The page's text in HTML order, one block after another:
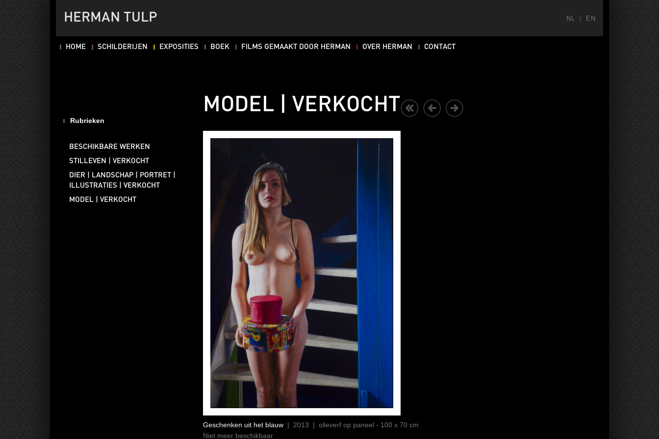
HERMAN TULP NL EN
HOME SCHILDERIJEN EXPOSITIES BOEK FILMS GEMAAKT DOOR HERMAN OVER HERMAN CONTACT
Rubrieken
BESCHIKBARE WERKEN
STILLEVEN | VERKOCHT
DIER | LANDSCHAP | PORTRET |
ILLUSTRATIES | VERKOCHT
MODEL | VERKOCHT
MODEL | VERKOCHT
Geschenken uit het blauw | 2013 | olieverf op paneel - 100 x 70 cm
Niet meer beschikbaar